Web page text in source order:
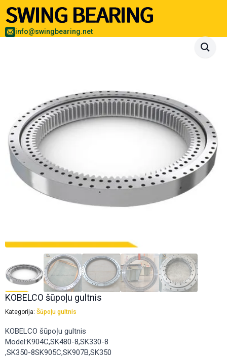
info@swingbearing.net
KOBELCO šūpoļu gultnis
Kategorija: Šūpoļu gultnis
KOBELCO šūpoļu gultnis
Model:K904C,SK480-8,SK330-8
,SK350-8SK905C,SK907B,SK350